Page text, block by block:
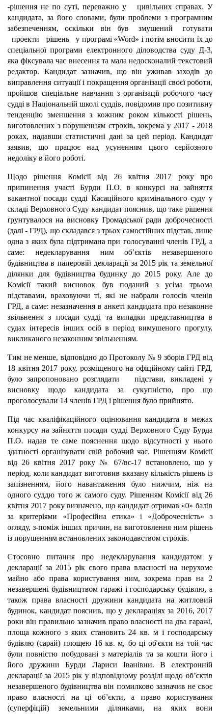
-рішення не по суті, переважно у цивільних справах. У
кандидата, за його словами, були проблеми з програмним
забезпеченням, оскільки він був змушений готувати
проекти рішень у програмі «Word» і потім вносити їх до
спеціальної програми електронного діловодства суду Д-3,
яка фіксувала час внесення та мала недосконалий текстовий
редактор. Кандидат зазначив, що він уживав заходів до
виправлення ситуації і покращення організації своєї роботи,
пройшов спеціальне навчання з організації робочого часу
судді в Національній школі суддів, повідомив про позитивну
тенденцію зменшення з кожним роком кількості рішень,
виготовлених з порушенням строків, зокрема у 2017 - 2018
роках, надавши статистичні дані за цей період. Кандидат
заявив, що працює над усуненням цього серйозного
недоліку в його роботі.
Щодо рішення Комісії від 26 квітня 2017 року про
припинення участі Бурди П.О. в конкурсі на зайняття
вакантної посади судді Касаційного кримінального суду у
складі Верховного Суду кандидат пояснив, що таке рішення
ґрунтувалося на висновку Громадської ради доброчесності
(далі - ГРД), що складався з трьох самостійних підстав, лише
одна з яких була підтримана при голосуванні членів ГРД, а
саме: недекларування ним об’єктів незавершеного
будівництва в паперовій декларації за 2015 рік та земельної
ділянки для будівництва будинку до 2015 року. Але до
Комісії такий висновок був поданий з усіма трьома
підставами, враховуючи ті, які не набрали голосів членів
ГРД, а саме: незазначення в анкеті кандидата про незаконне
звільнення з посади судді та випадки представництва в
судах інтересів інших осіб в період вимушеного прогулу,
викликаного незаконним звільненням.
Тим не менше, відповідно до Протоколу № 9 зборів ГРД від
18 квітня 2017 року, розміщеного на офіційному сайті ГРД,
було запропоновано розглядати підстави, викладені у
висновку щодо кандидата за сукупністю, про що
проголосували 14 членів ГРД і рішення було прийнято.
Під час кваліфікаційного оцінювання кандидата в межах
конкурсу на зайняття посади судді Верховного Суду Бурда
П.О. надав те саме пояснення щодо відсутності у нього
здатності організувати свій робочий час. Рішенням Комісії
від 26 квітня 2017 року № 67/вс-17 встановлено, що у
період, коли кандидат виготовив вказану кількість рішень із
запізненням, його навантаження було нижчим, ніж на
одного суддю того ж самого суду. Рішенням Комісії від 26
квітня 2017 року визначено, що кандидат отримав «0» балів
за критеріями «Професійна етика» і «Доброчесність» з
огляду, з-поміж інших причин, на виготовлення ним рішень
із порушенням встановлених законодавством строків.
Стосовно питання про недекларування кандидатом у
декларації за 2015 рік свого права власності на нерухоме
майно або права користування ним, зокрема прав на 2
незавершені будівництвом гаражі і господарську будівлю, а
також права власності дружини кандидата на житловий
будинок, кандидат пояснив, що у деклараціях за 2016, 2017
роки він правильно зазначив право власності на два гаражі,
площа кожного з яких становить 24 кв. м і господарську
будівлю (сарай) площею 16 кв. м, бо ці об'єкти на той час
були повністю побудовані з матеріалів та за кошти його і
його дружини Бурди Лариси Іванівни. В електронній
декларації за 2015 рік у відповідному розділі щодо об’єктів
незавершеного будівництва він помилково зазначив не своє
право власності на ці об’єкти, а право користування
(суперфіцій) земельними ділянками, на яких вони